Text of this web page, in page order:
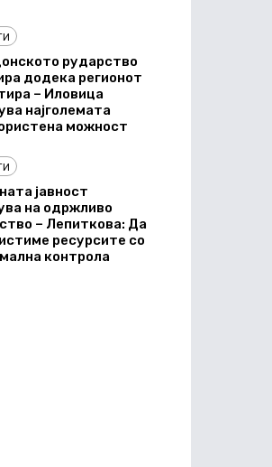
рударство
додека регионот
– Иловица
најголемата
можност
јавност
на одржливо
– Лепиткова: Да
ресурсите со
контрола